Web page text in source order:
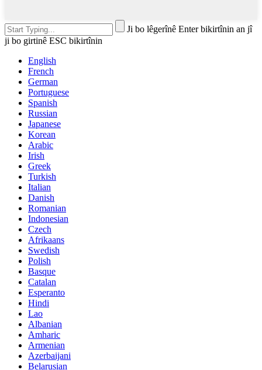
Ji bo lêgerînê Enter bikirtînin an jî
ji bo girtinê ESC bikirtînin
English
French
German
Portuguese
Spanish
Russian
Japanese
Korean
Arabic
Irish
Greek
Turkish
Italian
Danish
Romanian
Indonesian
Czech
Afrikaans
Swedish
Polish
Basque
Catalan
Esperanto
Hindi
Lao
Albanian
Amharic
Armenian
Azerbaijani
Belarusian